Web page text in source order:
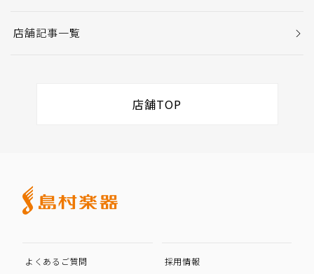
店舗記事一覧
店舗TOP
よくあるご質問 採用情報